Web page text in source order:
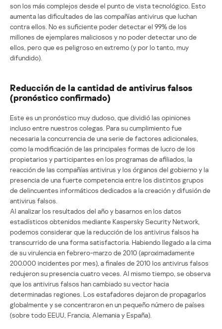
son los más complejos desde el punto de vista tecnológico. Esto
aumenta las dificultades de las compañías antivirus que luchan
contra ellos. No es suficiente poder detectar el 99% de los
millones de ejemplares maliciosos y no poder detectar uno de
ellos, pero que es peligroso en extremo (y por lo tanto, muy
difundido).
Reducción de la cantidad de antivirus falsos
(pronóstico confirmado)
Este es un pronóstico muy dudoso, que dividió las opiniones
incluso entre nuestros colegas. Para su cumplimiento fue
necesaria la concurrencia de una serie de factores adicionales,
como la modificación de las principales formas de lucro de los
propietarios y participantes en los programas de afiliados, la
reacción de las compañías antivirus y los órganos del gobierno y la
presencia de una fuerte competencia entre los distintos grupos
de delincuentes informáticos dedicados a la creación y difusión de
antivirus falsos.
Al analizar los resultados del año y basarnos en los datos
estadísticos obtenidos mediante Kaspersky Security Network,
podemos considerar que la reducción de los antivirus falsos ha
transcurrido de una forma satisfactoria. Habiendo llegado a la cima
de su virulencia en febrero-marzo de 2010 (aproximadamente
200.000 incidentes por mes), a finales de 2010 los antivirus falsos
redujeron su presencia cuatro veces. Al mismo tiempo, se observa
que los antivirus falsos han cambiado su vector hacia
determinadas regiones. Los estafadores dejaron de propagarlos
globalmente y se concentraron en un pequeño número de países
(sobre todo EEUU, Francia, Alemania y España).